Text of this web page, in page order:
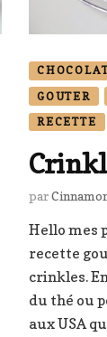
Double
chocolate
muffin
GOUTER
RECETTE
par
Hello mes
recette
crinkles.
du thé ou
aux USA